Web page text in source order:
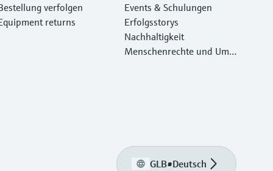
verfolgen
returns
Events & Schulungen
Erfolgsstorys
Nachhaltigkeit
Menschenrechte und Umw
GLB•Deutsch